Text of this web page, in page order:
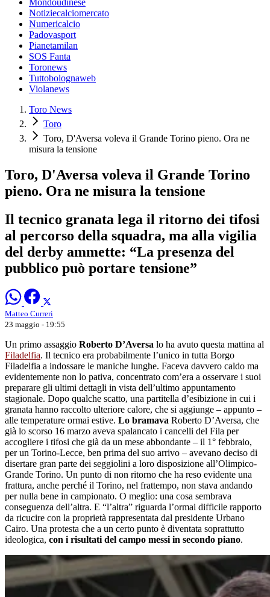
Mondoudinese
Notiziecalciomercato
Numericalcio
Padovasport
Pianetamilan
SOS Fanta
Toronews
Tuttobolognaweb
Violanews
Toro News
Toro
Toro, D'Aversa voleva il Grande Torino pieno. Ora ne
misura la tensione
Toro, D'Aversa voleva il Grande Torino
pieno. Ora ne misura la tensione
Il tecnico granata lega il ritorno dei tifosi
al percorso della squadra, ma alla vigilia
del derby ammette: “La presenza del
pubblico può portare tensione”
Matteo Curreri
23 maggio - 19:55
Un primo assaggio Roberto D’Aversa lo ha avuto questa mattina al
Filadelfia. Il tecnico era probabilmente l’unico in tutta Borgo
Filadelfia a indossare le maniche lunghe. Faceva davvero caldo ma
evidentemente non lo pativa, concentrato com’era a osservare i suoi
preparare gli ultimi dettagli in vista dell’ultimo appuntamento
stagionale. Dopo qualche scatto, una partitella d’esibizione in cui i
granata hanno raccolto ulteriore calore, che si aggiunge – appunto –
alle temperature ormai estive. Lo bramava Roberto D’Aversa, che
già lo scorso 16 marzo aveva spalancato i cancelli del Fila per
accogliere i tifosi che già da un mese abbondante – il 1° febbraio,
per un Torino-Lecce, ben prima del suo arrivo – avevano deciso di
disertare gran parte dei seggiolini a loro disposizione all’Olimpico-
Grande Torino. Un punto di non ritorno che ha reso evidente una
frattura, anche perché il Torino, nel frattempo, non stava andando
per nulla bene in campionato. O meglio: una cosa sembrava
conseguenza dell’altra. E “l’altra” riguarda l’ormai difficile rapporto
da ricucire con la proprietà rappresentata dal presidente Urbano
Cairo. Una protesta che a un certo punto è diventata soprattutto
ideologica, con i risultati del campo messi in secondo piano.